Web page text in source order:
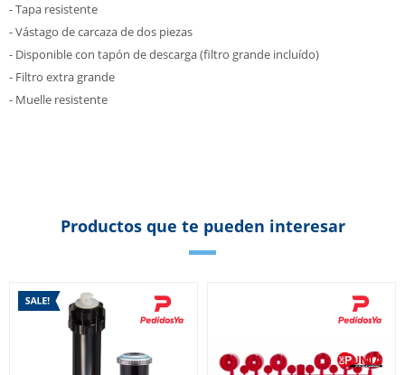
- Tapa resistente
- Vástago de carcaza de dos piezas
- Disponible con tapón de descarga (filtro grande incluído)
- Filtro extra grande
- Muelle resistente
Productos que te pueden interesar